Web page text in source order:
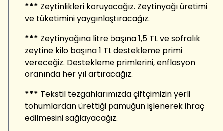
*** Zeytinlikleri koruyacağız. Zeytinyağı üretimi
ve tüketimini yaygınlaştıracağız.
*** Zeytinyağına litre başına 1,5 TL ve sofralık
zeytine kilo başına 1 TL destekleme primi
vereceğiz. Destekleme primlerini, enflasyon
oranında her yıl artıracağız.
*** Tekstil tezgahlarımızda çiftçimizin yerli
tohumlardan ürettiği pamuğun işlenerek ihraç
edilmesini sağlayacağız.